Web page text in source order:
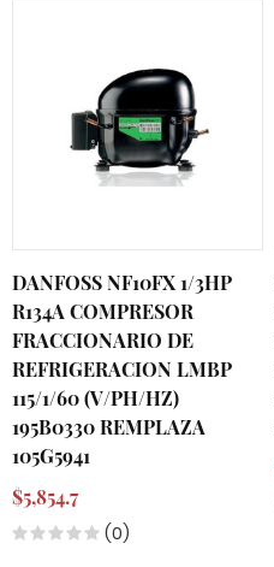
DANFOSS NF10FX 1/3HP
R134A COMPRESOR
FRACCIONARIO DE
REFRIGERACION LMBP
115/1/60 (V/PH/HZ)
195B0330 REMPLAZA
105G5941
$5,854.7
(0)